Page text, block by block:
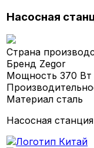
Насосная
Страна
Бренд Zegor
Мощность370 Вт
Материалсталь
Насосная